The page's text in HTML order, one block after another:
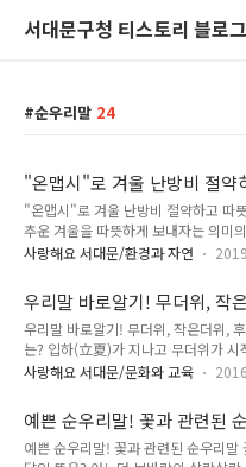
서대문구청 티스토리 블로그
순우리말 24
"온맵시"로 겨울 난방비 절약
요!
"온맵시"로 겨울 난방비 절약하고 따
추운 겨울을 따뜻하게 보내자는 의미
은 모양새를 뜻하는 순 우리말 '맵시'의
는 행동수칙 7가지○ 겨울철 필수품
끼와 카디건으로 패션과 보온, 두 마리
한 재킷과 점퍼로 난방비 걱정을 더
도리로 자신만의 개성을 살리세요○
양한 온맵시를 연출하세요○ 보온력이
함께 하세요 온맵시와 함께하면 좋은
디는 힘이 쑥쑥, 감기는 NO!● 피부..
사랑해요 서대문/환경과 자연
우리말 바로알기! 무더위, 작
다, 나비물 의미는?
우리말 바로알기! 무더위, 작은더위,
는? 입하(立夏)가 지나고 무더위가
습도와 온도가 매우 높아 견디기 어려
는데요. 올여름 후텁지근하고 찌는 듯
지요. 여기서 '후텁지근하다'는 조금 불
더운 기운을 의미합니다. 여름날 더운
사랑해요 서대문/문화와 교육
예쁜 순우리말! 꽃과 관련된
비, 꽃바람, 꽃달임 뜻은?
예쁜 순우리말! 꽃과 관련된 순우리말